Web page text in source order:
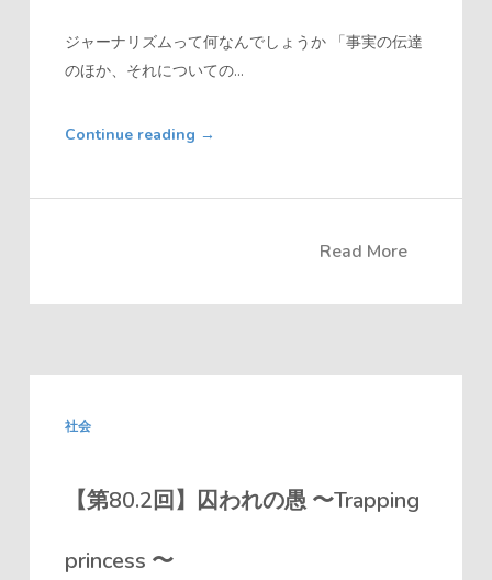
ジャーナリズムって何なんでしょうか 「事実の伝達
のほか、それについての...
Continue reading →
Read More
社会
【第80.2回】囚われの愚 〜Trapping
princess 〜